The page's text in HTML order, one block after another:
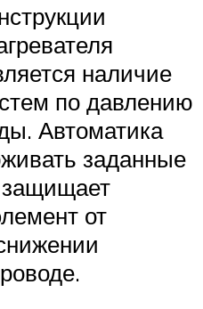
наличие
по давлению
Автоматика
заданные
от